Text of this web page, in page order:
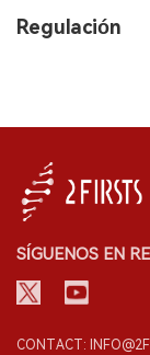
Regulación
SÍGUENOS EN
CONTACT: